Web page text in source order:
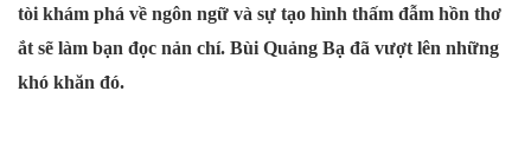
tòi khám phá về ngôn ngữ và sự tạo hình thấm đẫm hồn thơ
ắt sẽ làm bạn đọc nản chí. Bùi Quảng Bạ đã vượt lên những
khó khăn đó.